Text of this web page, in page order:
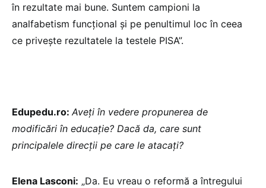
în rezultate mai bune. Suntem campioni la
analfabetism funcțional și pe penultimul loc în ceea
ce privește rezultatele la testele PISA”.
Edupedu.ro: Aveți în vedere propunerea de
modificări în educație? Dacă da, care sunt
principalele direcții pe care le atacați?
Elena Lasconi: „Da. Eu vreau o reformă a întregului